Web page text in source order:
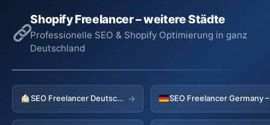
Shopify Freelancer – weitere Städte
Professionelle SEO & Shopify Optimierung in ganz
Deutschland
SEO Freelancer Deutschland →